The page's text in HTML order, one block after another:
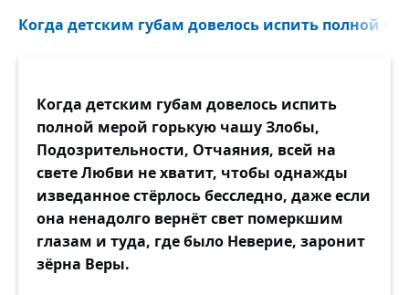
Когда детским губам довелось испить полной
Когда детским губам довелось испить
полной мерой горькую чашу Злобы,
Подозрительности, Отчаяния, всей на
свете Любви не хватит, чтобы однажды
изведанное стёрлось бесследно, даже если
она ненадолго вернёт свет померкшим
глазам и туда, где было Неверие, заронит
зёрна Веры.